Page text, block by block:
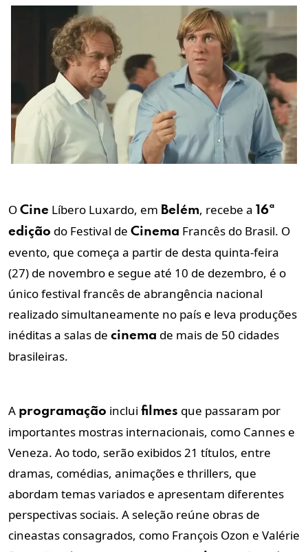
O Cine Líbero Luxardo, em Belém, recebe a 16ª
edição do Festival de Cinema Francês do Brasil. O
evento, que começa a partir de desta quinta-feira
(27) de novembro e segue até 10 de dezembro, é o
único festival francês de abrangência nacional
realizado simultaneamente no país e leva produções
inéditas a salas de cinema de mais de 50 cidades
brasileiras.
A programação inclui filmes que passaram por
importantes mostras internacionais, como Cannes e
Veneza. Ao todo, serão exibidos 21 títulos, entre
dramas, comédias, animações e thrillers, que
abordam temas variados e apresentam diferentes
perspectivas sociais. A seleção reúne obras de
cineastas consagrados, como François Ozon e Valérie